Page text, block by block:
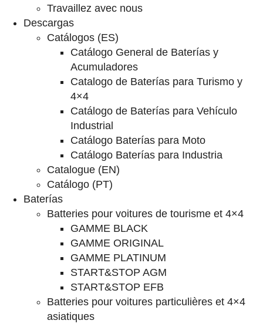
Travaillez avec nous
Descargas
Catálogos (ES)
Catálogo General de Baterías y
Acumuladores
Catalogo de Baterías para Turismo y
4×4
Catálogo de Baterías para Vehículo
Industrial
Catálogo Baterías para Moto
Catálogo Baterías para Industria
Catalogue (EN)
Catálogo (PT)
Baterías
Batteries pour voitures de tourisme et 4×4
GAMME BLACK
GAMME ORIGINAL
GAMME PLATINUM
START&STOP AGM
START&STOP EFB
Batteries pour voitures particulières et 4×4
asiatiques